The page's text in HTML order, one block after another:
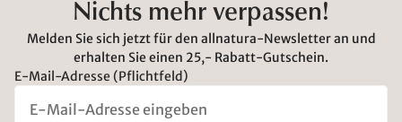
Nichts mehr verpassen!
Melden Sie sich jetzt für den allnatura-Newsletter an und
erhalten Sie einen 25,- Rabatt-Gutschein.
E-Mail-Adresse (Pflichtfeld)